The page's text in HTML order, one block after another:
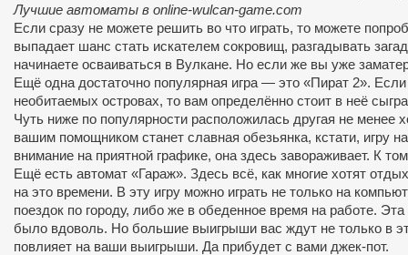
Лучшие автоматы в online-wulcan-game.com
Если сразу не можете решить во что играть, то можете
выпадает шанс стать искателем сокровищ, разгадывать
начинаете осваиваться в Вулкане. Но если же вы уже
Ещё одна достаточно популярная игра — это «Пират 2».
необитаемых островах, то вам определённо стоит в неё
Чуть ниже по популярности расположилась другая не
вашим помощником станет славная обезьянка, кстати, игру
внимание на приятной графике, она здесь завораживает. К
Ещё есть автомат «Гараж». Здесь всё, как многие хотят
на это времени. В эту игру можно играть не только на
поездок по городу, либо же в обеденное время на работе.
было вдоволь. Но большие выигрыши вас ждут не только в
повлияет на ваши выигрыши. Да прибудет с вами джек-пот.